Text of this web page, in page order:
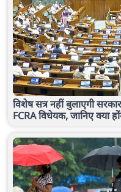
विशेष सत्र नहीं बुलाएगी
FCRA विधेयक, जानिए क्या